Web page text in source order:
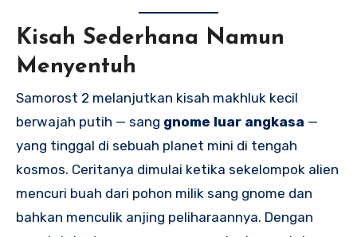
Kisah Sederhana Namun
Menyentuh
Samorost 2 melanjutkan kisah makhluk kecil
berwajah putih — sang gnome luar angkasa —
yang tinggal di sebuah planet mini di tengah
kosmos. Ceritanya dimulai ketika sekelompok alien
mencuri buah dari pohon milik sang gnome dan
bahkan menculik anjing peliharaannya. Dengan